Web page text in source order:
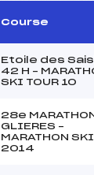
Course
Etoile des
42 H –
SKI TOUR 10
28e
GLIERES –
MARATHON
2014